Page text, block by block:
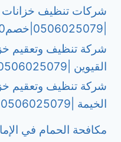
شركات تنظيف خزانات
شركة تنظيف وتعقيم
القيوين |0506025079
شركة تنظيف وتعقيم
الخيمة |0506025079
مكافحة الحمام في